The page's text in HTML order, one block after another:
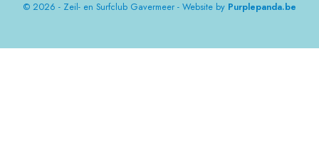
© 2026 - Zeil- en Surfclub Gavermeer - Website by Purplepanda.be